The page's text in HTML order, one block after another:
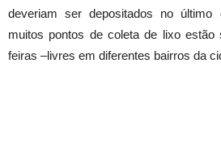
deveriam ser depositados no
muitos pontos de coleta de lixo estão
feiras –livres em diferentes bairros da